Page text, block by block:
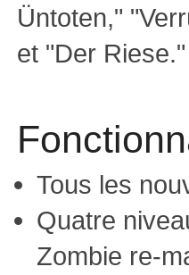
Üntoten,"
et "Der Riese."
Tous les
Quatre
Zombie re-